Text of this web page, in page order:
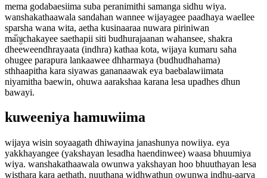
mema godabaesiima suba peranimithi samanga sidhu wiya.
wanshakathaawala sandahan wannee wijayagee paadhaya waellee
sparsha wana wita, aetha kusinaaraa nuwara piriniwan
maัญchakayee saethapii siti budhurajaanan wahansee, shakra
dheeweendhrayaata (indhra) kathaa kota, wijaya kumaru saha
ohugee parapura lankaawee dhharmaya (budhudhahama)
sthhaapitha kara siyawas gananaawak eya baebalawiimata
niyamitha baewin, ohuwa aarakshaa karana lesa upadhes dhun
bawayi.
kuweeniya hamuwiima
wijaya wisin soyaagath dhiwayina janashunya nowiiya. eya
yakkhayangee (yakshayan lesadha haendinwee) waasa bhuumiya
wiya. wanshakathaawala owunwa yakshayan hoo bhuuthayan lesa
wisthara kara aethath, nuuthana widhwathun owunwa indhu-aarya